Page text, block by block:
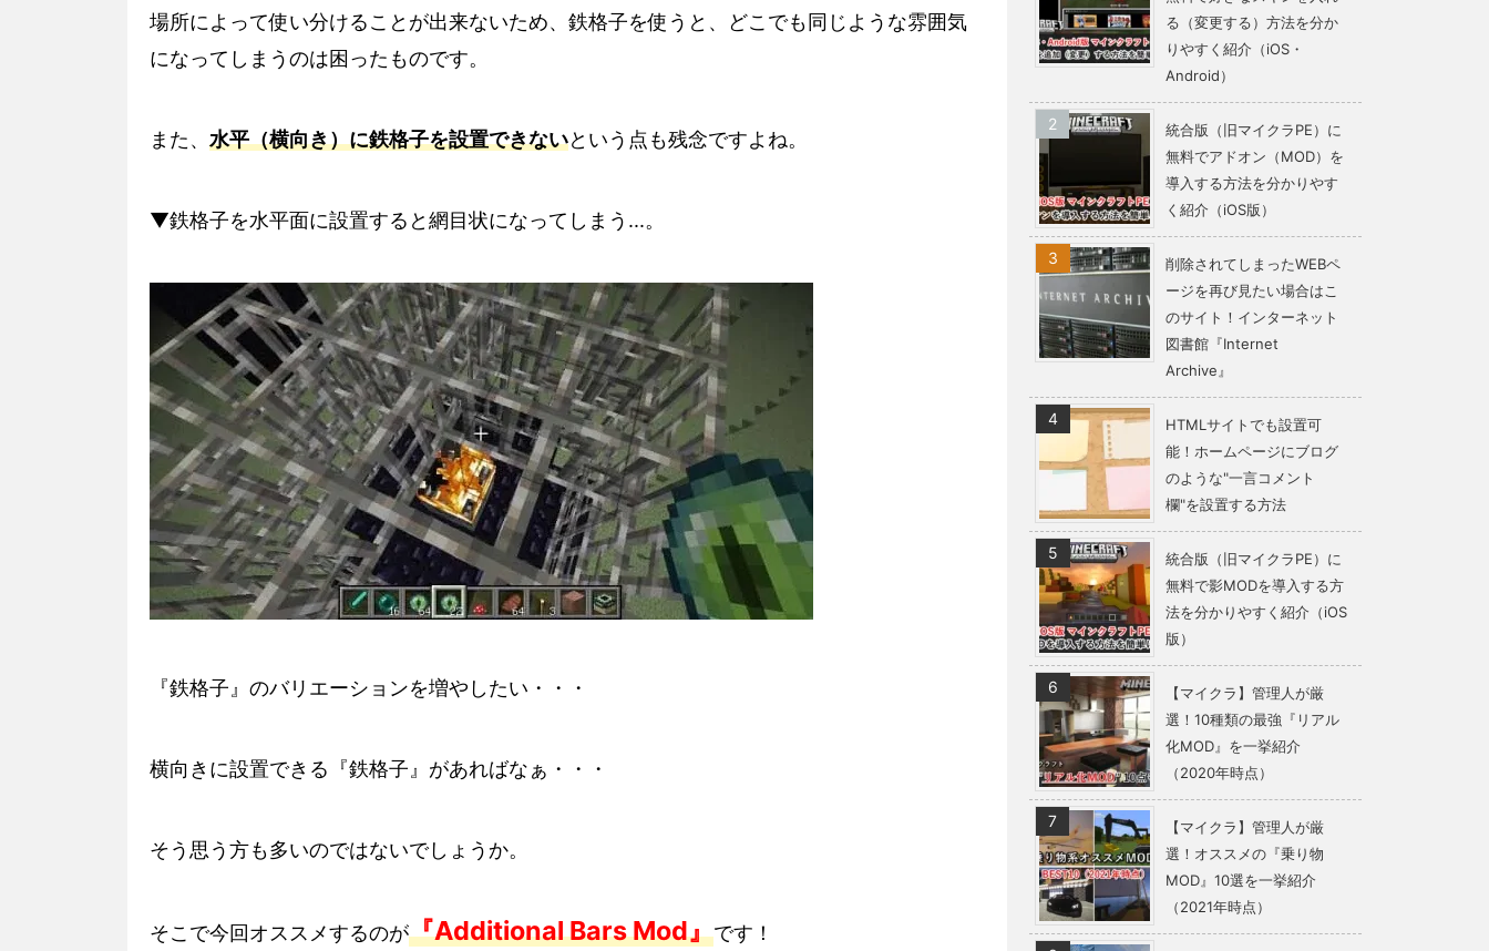
場所によって使い分けることが出来ないため、鉄格子を使うと、どこでも同じような雰囲気
になってしまうのは困ったものです。
また、 水平（横向き）に鉄格子を設置できないという点も残念ですよね。
▼鉄格子を水平面に設置すると網目状になってしまう...。
『鉄格子』のバリエーションを増やしたい・・・
横向きに設置できる『鉄格子』があればなぁ・・・
そう思う方も多いのではないでしょうか。
そこで今回オススメするのが『Additional Bars Mod』です！
る（変更する）方法を分か
りやすく紹介（iOS・
Android）
統合版（旧マイクラPE）に
無料でアドオン（MOD）を
導入する方法を分かりやす
く紹介（iOS版）
削除されてしまったWEBペ
ージを再び見たい場合はこ
のサイト！インターネット
図書館『Internet
Archive』
HTMLサイトでも設置可
能！ホームページにブログ
のような"一言コメント
欄"を設置する方法
統合版（旧マイクラPE）に
無料で影MODを導入する方
法を分かりやすく紹介（iOS
版）
【マイクラ】管理人が厳
選！10種類の最強『リアル
化MOD』を一挙紹介
（2020年時点）
【マイクラ】管理人が厳
選！オススメの『乗り物
MOD』10選を一挙紹介
（2021年時点）